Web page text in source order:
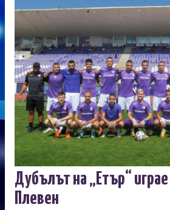
Дубълът на „Етър“
Плевен